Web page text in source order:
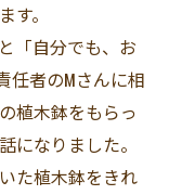
。
「自分でも、お
任者のMさんに相
植木鉢をもらっ
になりました。
た植木鉢をきれ